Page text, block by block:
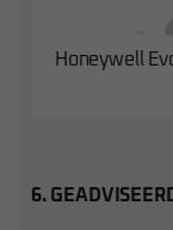
Honeywell
6.